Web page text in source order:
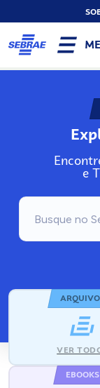
e
VER
EBOOKS